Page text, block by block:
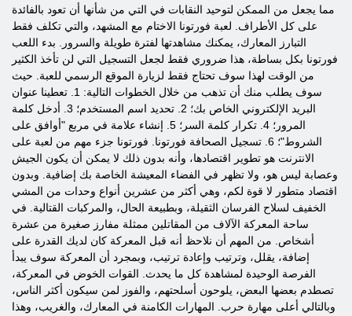
مما يجعل من الممكن لتوحيد النقابات في التي من شأنها أن تعود بالفائدة
على كل الأطراف. لعبة فورتونا الاختام مع المشهد، والتي تكلف فقط
التبارز المعارك، يمكنك مشاهدتها لفترة طويلة والسرور. بدء اللعب
فورتونا بكل بساطة، هذا ضروري فقط لجعل التسجيل التي لن تأخذ الكثير
من الوقت لهذا سوف تحتاج فقط لزيارة الموقع الرسمي للعبة. حيث
سوف يطلب منك أن تذهب من خلال الخطوات التالية: 1. تعطينا عنوان
البريد الإلكتروني الخاص بك؛ 2. تحديد اسم المستخدم؛ 3. أدخل كلمة
المرور؛ 4. تكرار كلمة السر؛ 5. إنشاء علامة في مربع "أوافق على
الشروط"؛ 6. تسجيل الصحافة فورتونا. فورتونا جزء مهم من لعبة على
الانترنت هو تطوير اقتصادها، وأنه بدون ذلك لا يمكن أن يكون الجيش
وعصابة ليس هو، ولا تظهر في الفضاء المعيشة الخاصة بك إضافية. وبدون
اقتصاد متطور لا قوة لكم، وهي أكثر من عشرين أنواع وحدات من المشي
الخفيف لسلاح الفرسان الثقيلة، وبطبيعة الحال، والمركبات القتالية. في
ساحة المعركة الآلاف من المقاتلين ممثلة مفارز صغيرة من عشرة
أشخاص. من المهم أن نلاحظ أنه قبل المعركة كان لديك القدرة على
إضافة، يقلل، وترتيب وإعادة ترتيب، وبمجرد أن المعركة سوف يبدأ
الفرصة الوحيدة لمشاهدة كل ما يحدث. القوات الخوض في المعركة،
تصطدم بعضها البعض، يلوحون أسلحتهم، والفوز لمن سيكون أكثر الناس،
وبالتالي أعلى مهارة حرب. المهارات الكامنة في المعارك، والغريب، وهذا